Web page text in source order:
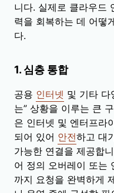
니다. 실제로 클라우드
력을 회복하는 데 어떻
다.
1. 심층 통합
공용 인터넷 및 기타 다
는” 상황을 이루는 큰
은 인터넷 및 엔터프라
되어 있어 안전하고 대
가능한 연결을 제공합
어 정의 오버레이 또는
까지 요청을 완벽하게